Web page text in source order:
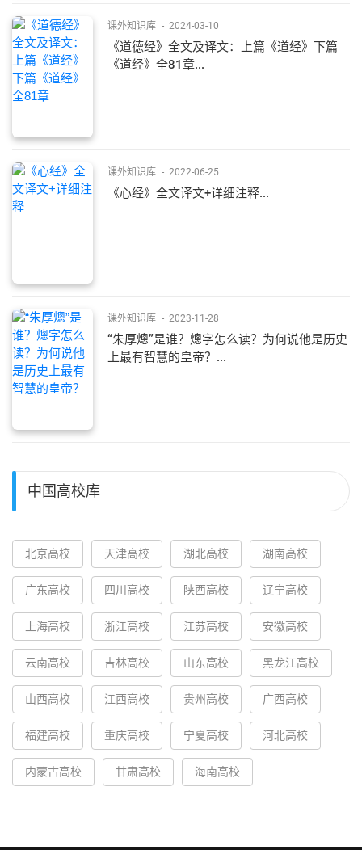
课外知识库 - 2024-03-10
《道德经》全文及译文：上篇《道经》下篇
《道经》全81章...
课外知识库 - 2022-06-25
《心经》全文译文+详细注释...
课外知识库 - 2023-11-28
“朱厚熜”是谁？熜字怎么读？为何说他是历史
上最有智慧的皇帝？...
中国高校库
北京高校 天津高校 湖北高校 湖南高校
广东高校 四川高校 陕西高校 辽宁高校
上海高校 浙江高校 江苏高校 安徽高校
云南高校 吉林高校 山东高校 黑龙江高校
山西高校 江西高校 贵州高校 广西高校
福建高校 重庆高校 宁夏高校 河北高校
内蒙古高校 甘肃高校 海南高校